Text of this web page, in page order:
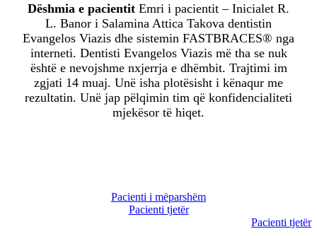
Dëshmia e pacientit Emri i pacientit – Inicialet R.
L. Banor i Salamina Attica Takova dentistin
Evangelos Viazis dhe sistemin FASTBRACES® nga
interneti. Dentisti Evangelos Viazis më tha se nuk
është e nevojshme nxjerrja e dhëmbit. Trajtimi im
zgjati 14 muaj. Unë isha plotësisht i kënaqur me
rezultatin. Unë jap pëlqimin tim që konfidencialiteti
mjekësor të hiqet.
Pacienti i mëparshëm
Pacienti tjetër
Pacienti tjetër